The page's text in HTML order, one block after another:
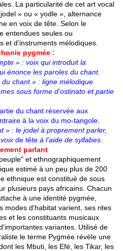
La particularité de cet art vocal
» ou « yodle », alternance
en voix de tête. Selon le
entendues seules ou
d’instruments mélodiques.
pygmée :
» : voix qui introduit la
énonce les paroles du chant.
chant » : ligne mélodique
sous forme d’ostinato et partie
du chant réservée aux
à la voix du mo-tangole.
» : le jodel à proprement parler,
de tête à l’aide de syllabes.
parlant
et ethnographiquement
estimé à un peu plus de 200
ethnique est constitué de sous
plusieurs pays africains. Chacun
à une identité pygmée,
modes d'habitat varient, ses rites
et les constituants musicaux
variantes. Utilisé de
le terme Pygmée révèle une
les Mbuti, les Efé, les Tikar, les